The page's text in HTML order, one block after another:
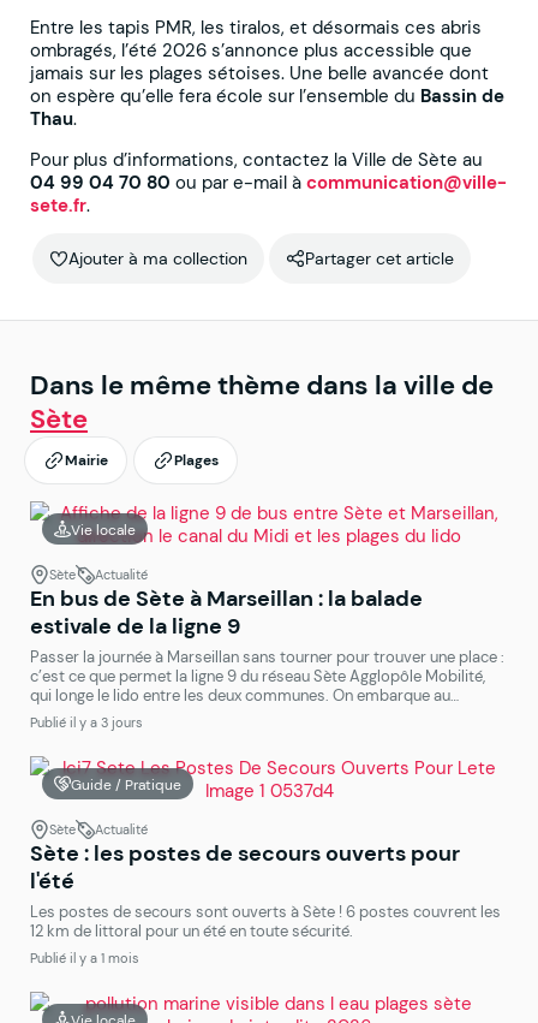
Entre les tapis PMR, les tiralos, et désormais ces abris
ombragés, l’été 2026 s’annonce plus accessible que
jamais sur les plages sétoises. Une belle avancée dont
on espère qu’elle fera école sur l’ensemble du Bassin de
Thau.
Pour plus d’informations, contactez la Ville de Sète au
04 99 04 70 80 ou par e-mail à communication@ville-
sete.fr.
Ajouter à ma collection Partager cet article
Dans le même thème dans la ville de
Sète
Mairie Plages
Vie locale
Sète Actualité
En bus de Sète à Marseillan : la balade
estivale de la ligne 9
Passer la journée à Marseillan sans tourner pour trouver une place :
c’est ce que permet la ligne 9 du réseau Sète Agglopôle Mobilité,
qui longe le lido entre les deux communes. On embarque au
Passage le Dauphin, à Sète, et on descend où l’on veut, au Port ou
les pieds dans le sable à […]
Publié il y a 3 jours
Guide / Pratique
Sète Actualité
Sète : les postes de secours ouverts pour
l'été
Les postes de secours sont ouverts à Sète ! 6 postes couvrent les
12 km de littoral pour un été en toute sécurité.
Publié il y a 1 mois